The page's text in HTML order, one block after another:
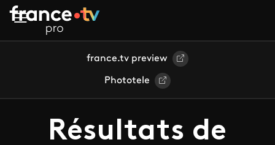
Aller au contenu principal
france.tv preview
Phototele
Résultats de